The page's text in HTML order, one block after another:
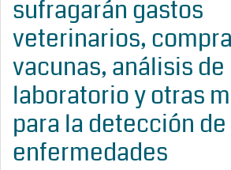
sufragarán gastos
veterinarios,
vacunas, análisis de
laboratorio y otras
para la detección de
enfermedades